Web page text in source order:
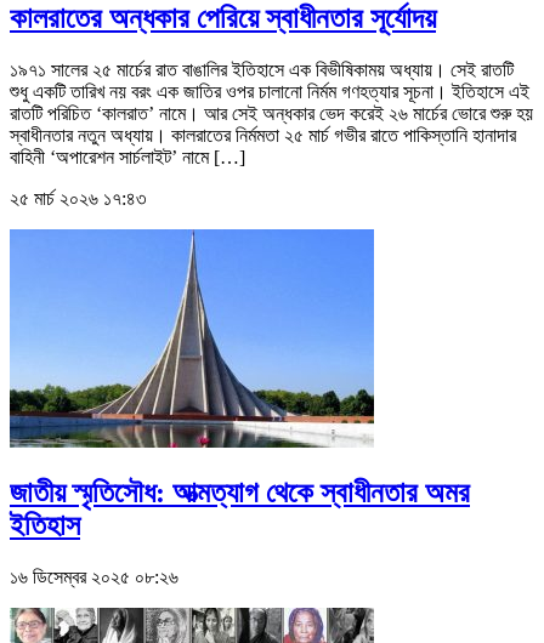
কালরাতের অন্ধকার পেরিয়ে স্বাধীনতার সূর্যোদয়
১৯৭১ সালের ২৫ মার্চের রাত বাঙালির ইতিহাসে এক বিভীষিকাময় অধ্যায়। সেই রাতটি
শুধু একটি তারিখ নয় বরং এক জাতির ওপর চালানো নির্মম গণহত্যার সূচনা। ইতিহাসে এই
রাতটি পরিচিত ‘কালরাত’ নামে। আর সেই অন্ধকার ভেদ করেই ২৬ মার্চের ভোরে শুরু হয়
স্বাধীনতার নতুন অধ্যায়। কালরাতের নির্মমতা ২৫ মার্চ গভীর রাতে পাকিস্তানি হানাদার
বাহিনী ‘অপারেশন সার্চলাইট’ নামে […]
২৫ মার্চ ২০২৬ ১৭:৪৩
জাতীয় স্মৃতিসৌধ: আত্মত্যাগ থেকে স্বাধীনতার অমর
ইতিহাস
১৬ ডিসেম্বর ২০২৫ ০৮:২৬